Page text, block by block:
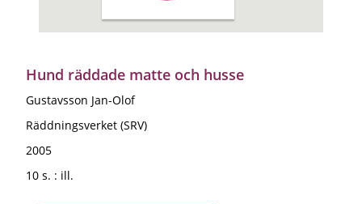
Hund räddade matte och husse
Gustavsson Jan-Olof
Räddningsverket (SRV)
2005
10 s. : ill.